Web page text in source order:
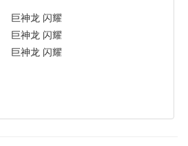
巨神龙 闪耀
巨神龙 闪耀
巨神龙 闪耀